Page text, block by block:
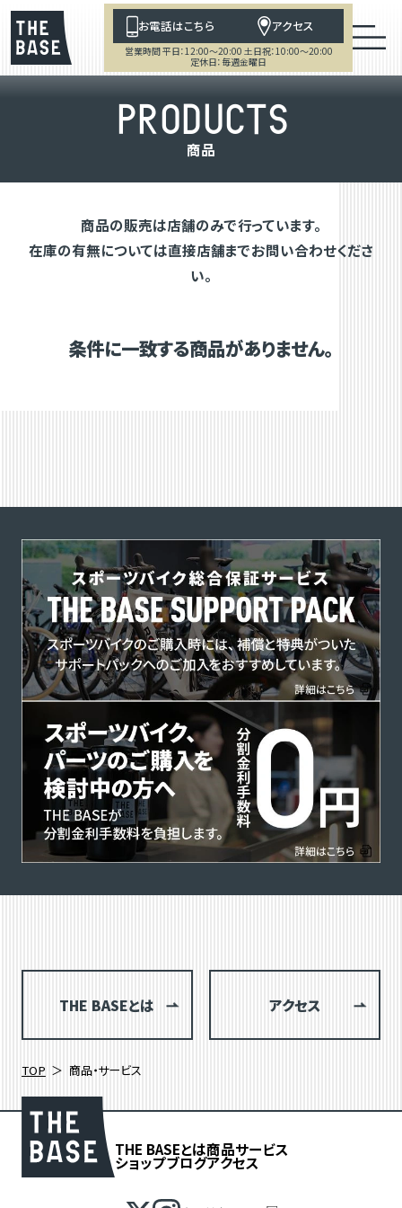
お電話はこちら アクセス
営業時間 平日：12:00～20:00 土日祝：10:00～20:00
定休日：毎週金曜日
PRODUCTS
商品
商品の販売は店舗のみで行っています。
在庫の有無については直接店舗までお問い合わせくださ
い。
条件に一致する商品がありません。
THE BASEとは アクセス
TOP 商品・サービス
THE BASEとは商品サービス
ショップブログアクセス